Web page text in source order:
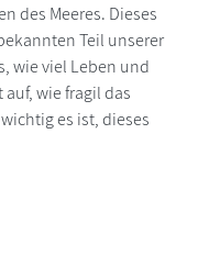
des Meeres. Dieses
Teil unserer
wie viel Leben und
wie fragil das
es ist, dieses